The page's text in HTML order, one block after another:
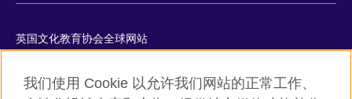
英国文化教育协会全球网站
Cookie
我们使用 Cookie 以允许我们网站的正常工作、